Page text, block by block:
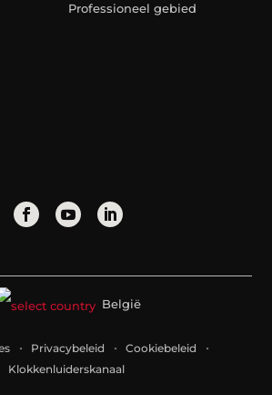
Professioneel gebied
België
Privacybeleid
Cookiebeleid
Klokkenluiderskanaal